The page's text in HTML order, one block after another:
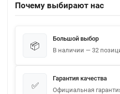
Почему выбирают нас
📦
Большой выбор
В наличии — 32
✅
Гарантия качества
Официальная